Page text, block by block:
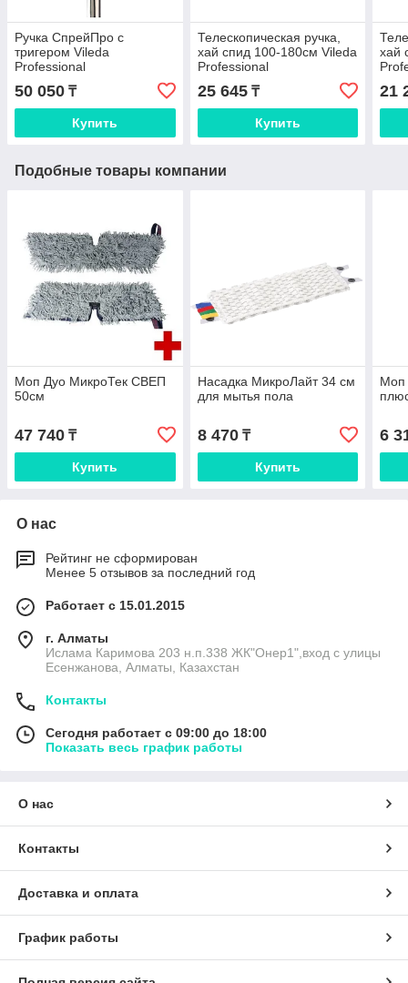
Ручка СпрейПро с
тригером Vileda
Professional
50 050 ₸
Купить
Телескопическая ручка,
хай спид 100-180см Vileda
Professional
25 645₸
Купить
хай
21
Подобные товары компании
Моп Дуо МикроТек СВЕП
50см
47 740 ₸
Купить
Насадка МикроЛайт 34 см
для мытья пола
8 470₸
Купить
Моп
6
О нас
Рейтинг не сформирован
Менее 5 отзывов за последний год
Работает с 15.01.2015
г. Алматы
Ислама Каримова 203 н.п.338 ЖК"Онер1",вход с улицы
Есенжанова, Алматы, Казахстан
Контакты
Сегодня работает с 09:00 до 18:00
Показать весь график работы
О нас
Контакты
Доставка и оплата
График работы